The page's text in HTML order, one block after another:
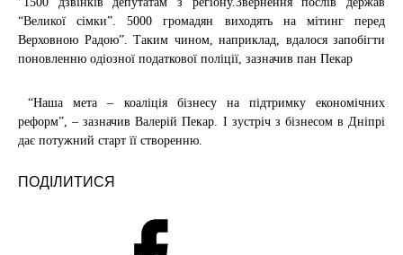
“Великої сімки”. 5000 громадян виходять на мітинг перед
Верховною Радою”. Таким чином, наприклад, вдалося запобігти
поновленню одіозної податкової поліції, зазначив пан Пекар
“Наша мета – коаліція бізнесу на підтримку економічних
реформ”, – зазначив Валерій Пекар. І зустріч з бізнесом в Дніпрі
дає потужний старт її створенню.
ПОДІЛИТИСЯ